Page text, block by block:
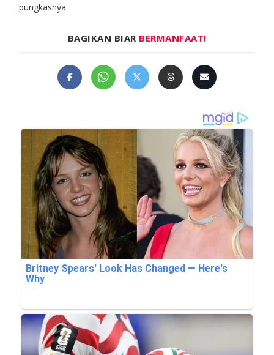
pungkasnya.
BAGIKAN BIAR BERMANFAAT!